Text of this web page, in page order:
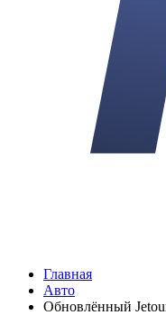
Главная
Авто
Обновлённый